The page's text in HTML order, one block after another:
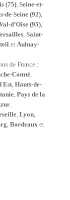
(75), Seine-et-
de-Seine (92),
d’Oise (95),
, Saint-
et Aulnay-
de France :
Comté,
Est, Hauts-de-
, Pays de la
.
, Lyon,
, Bordeauxet